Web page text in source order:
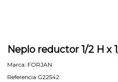
Neplo reductor 1/2 H x
Marca: FORJAN
Referencia G22542